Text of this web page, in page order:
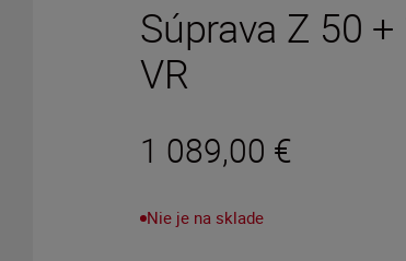
Súprava Z 50
VR
1 089,00 €
Nie je na sklade